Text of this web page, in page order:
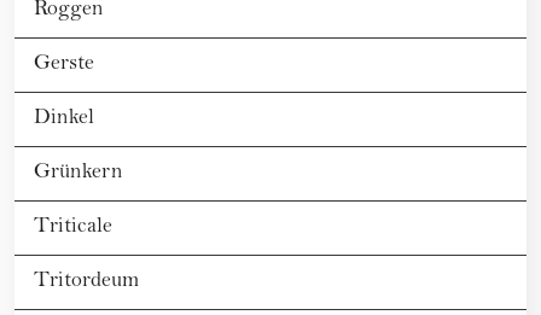
Roggen
Gerste
Dinkel
Grünkern
Triticale
Tritordeum